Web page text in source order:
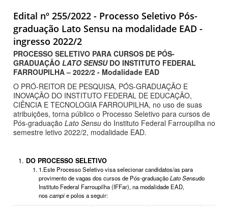
Edital nº 255/2022 - Processo Seletivo Pós-
graduação Lato Sensu na modalidade EAD -
ingresso 2022/2
PROCESSO SELETIVO PARA CURSOS DE PÓS-
GRADUAÇÃO LATO SENSUDO INSTITUTO FEDERAL
FARROUPILHA – 2022/2 - Modalidade EAD
O PRÓ-REITOR DE PESQUISA, PÓS-GRADUAÇÃO E
INOVAÇÃO DO INSTITUTO FEDERAL DE EDUCAÇÃO,
CIÊNCIA E TECNOLOGIA FARROUPILHA, no uso de suas
atribuições, torna público o Processo Seletivo para cursos de
Pós-graduação Lato Sensu do Instituto Federal Farroupilha no
semestre letivo 2022/2, modalidade EAD.
DO PROCESSO SELETIVO
1.Este Processo Seletivo visa selecionar candidatos/as para
provimento de vagas dos cursos de Pós-graduaçãoLato Sensudo
Instituto Federal Farroupilha (IFFar), na modalidade EAD,
noscampie polos a seguir: